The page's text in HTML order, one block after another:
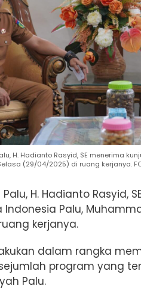
H. Hadianto Rasyid, SE menerima
(29/04/2025) di ruang kerjanya.
H. Hadianto Rasyid,
Palu,
kerjanya.
dalam rangka
program yang
Palu.